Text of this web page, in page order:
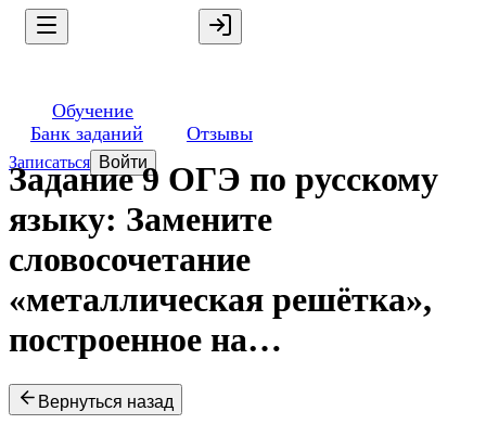
Обучение
Банк заданий
Отзывы
Записаться Войти
Задание 9 ОГЭ по русскому
языку: Замените
словосочетание
«металлическая решётка»,
построенное на…
Вернуться назад